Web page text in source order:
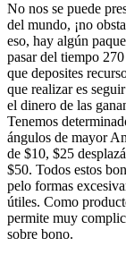
No nos se puede
del mundo, ¡no
eso, hay algún
pasar del tiempo
que deposites
que realizar es
el dinero de las
Tenemos
ángulos de mayor
de $10, $25
$50. Todos estos
pelo formas
útiles. Como
permite muy
sobre bono.